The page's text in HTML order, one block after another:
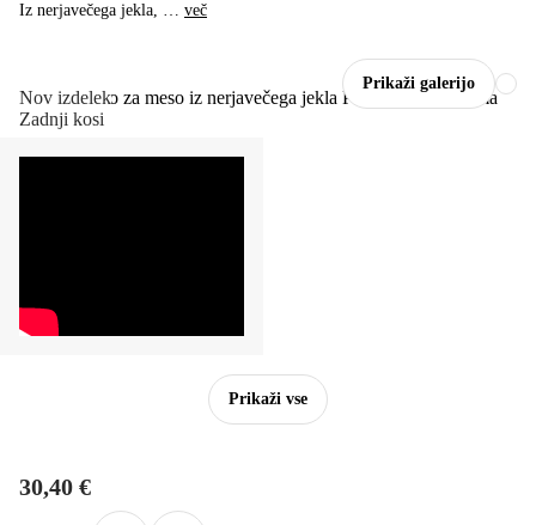
Prikaži galerijo
Prikaži vse
Nov izdelek
Zadnji kosi
Iz nerjavečega jekla, … več
30,40 €